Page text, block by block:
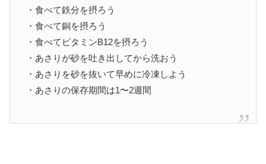
・食べて鉄分を摂ろう
・食べて銅を摂ろう
・食べてビタミンB12を摂ろう
・あさりが砂を吐き出してから洗おう
・あさりを砂を抜いて早めに冷凍しよう
・あさりの保存期間は1〜2週間